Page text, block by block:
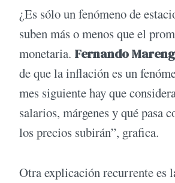
¿Es sólo un fenómeno de
suben más o menos que el
monetaria. Fernando
de que la inflación es un
mes siguiente hay que
salarios, márgenes y qué pasa
los precios subirán”, grafica.
Otra explicación recurrente es